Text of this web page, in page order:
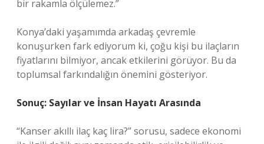
bir rakamla ölçülemez.”
Konya’daki yaşamımda arkadaş çevremle
konuşurken fark ediyorum ki, çoğu kişi bu ilaçların
fiyatlarını bilmiyor, ancak etkilerini görüyor. Bu da
toplumsal farkındalığın önemini gösteriyor.
Sonuç: Sayılar ve İnsan Hayatı Arasında
“Kanser akıllı ilaç kaç lira?” sorusu, sadece ekonomi